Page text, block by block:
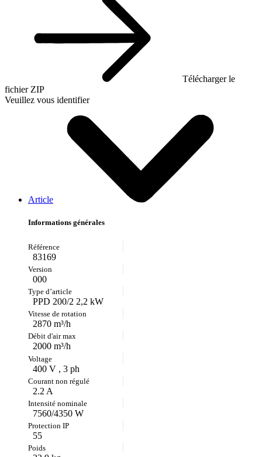
Télécharger le
fichier ZIP
Veuillez vous identifier
Article
Informations générales
83169
000
PPD 200/2 2,2 kW
2870 m³/h
2000 m³/h
400 V , 3 ph
2.2 A
7560/4350 W
55